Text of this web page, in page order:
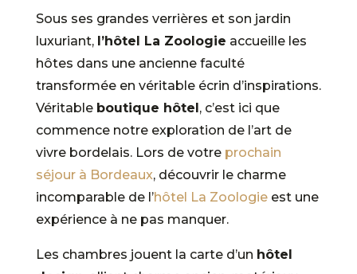
Sous ses grandes verrières et son jardin
luxuriant, l’hôtel La Zoologie accueille les
hôtes dans une ancienne faculté
transformée en véritable écrin d’inspirations.
Véritable boutique hôtel, c’est ici que
commence notre exploration de l’art de
vivre bordelais. Lors de votre prochain
séjour à Bordeaux, découvrir le charme
incomparable de l’hôtel La Zoologieest une
expérience à ne pas manquer.
Les chambres jouent la carte d’un hôtel